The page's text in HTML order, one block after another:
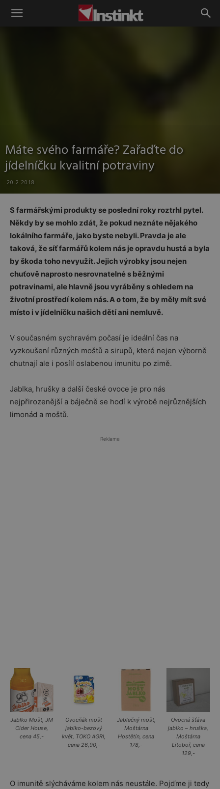
Instinkt
Máte svého farmáře? Zařaďte do
jídelníčku kvalitní potraviny
20.2.2018
S farmářskými produkty se poslední roky roztrhl pytel.
Někdy by se mohlo zdát, že pokud neznáte nějakého
lokálního farmáře, jako byste nebyli. Pravda je ale
taková, že síť farmářů kolem nás je opravdu hustá a byla
by škoda toho nevyužít. Jejich výrobky jsou nejen
chuťově naprosto nesrovnatelné s běžnými
potravinami, ale hlavně jsou vyráběny s ohledem na
životní prostředí kolem nás. A o tom, že by měly mít své
místo i v jídelníčku našich dětí ani nemluvě.
V současném sychravém počasí je ideální čas na
vyzkoušení různých moštů a sirupů, které nejen výborně
chutnají ale i posílí oslabenou imunitu po zimě.
Jablka, hrušky a další české ovoce je pro nás
nejpřirozenější a báječně se hodí k výrobě nejrůznějších
limonád a moštů.
Reklama
Jablko Mošt, JM
Cider House,
cena 45,-
Ovocňák mošt
jablko-bezový
květ, TOKO AGRI,
cena 26,90,-
Jablečný mošt,
Moštárna
Hostětín, cena
178,-
Ovocná šťáva
jablko – hruška,
Moštárna
Litoboř, cena
129,-
O imunitě slýcháváme kolem nás neustále. Pojďme ji tedy